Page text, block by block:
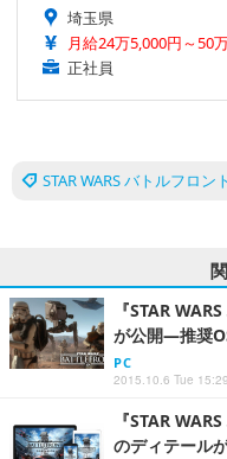
埼玉県
月給24万5,000円～50
正社員
STAR WARS バトルフロント
『STAR
が公開―推奨
PC
2015.10.6 Tue 15:29
『STAR
のディテール